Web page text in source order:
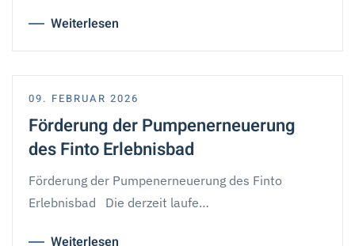
Weiterlesen
09. FEBRUAR 2026
Förderung der Pumpenerneuerung
des Finto Erlebnisbad
Förderung der Pumpenerneuerung des Finto
Erlebnisbad Die derzeit laufe…
Weiterlesen